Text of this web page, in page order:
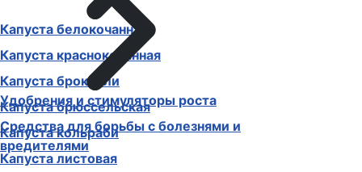
Капуста белокочанная
Капуста краснокочанная
Капуста брокколи
Капуста брюссельская
Капуста кольраби
Капуста листовая
Удобрения и стимуляторы роста
Средства для борьбы с болезнями и
вредителями